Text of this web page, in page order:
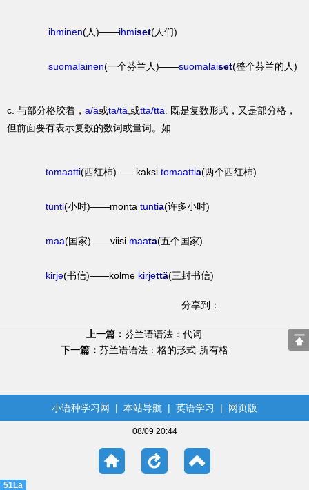
ihminen(人)——ihmiset(人们)
suomalainen(一个芬兰人)——suomalaiset(整个芬兰的人)
c. 与部分格胶着， a/ä或ta/tä ,或tta/ttä . 既是复数形式，又是部分格，
但前面要有表示复数的数词或量词。如
tomaatti(西红柿)——kaksi tomaattia(两个西红柿)
tunti(小时)——monta tuntia(许多小时)
maa(国家)——viisi maata(五个国家)
kirje(书信)——kolme kirjettä(三封书信)
分享到：
上一篇： 芬兰语语法：代词
下一篇： 芬兰语语法：格的形式-所有格
小语种学习网 | 本站导航 | 英语学习 | 网页版
08/09 20:44
51La